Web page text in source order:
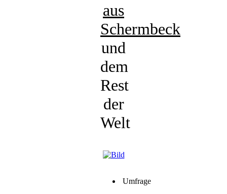
aus
Schermbeck
und
dem
Rest
der
Welt
Umfrage